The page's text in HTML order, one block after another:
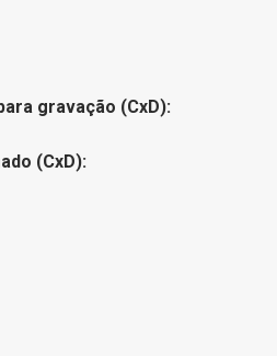
gravação (CxD):
(CxD):